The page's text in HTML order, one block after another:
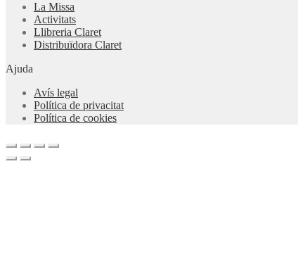
La Missa
Activitats
Llibreria Claret
Distribuïdora Claret
Ajuda
Avís legal
Política de privacitat
Política de cookies